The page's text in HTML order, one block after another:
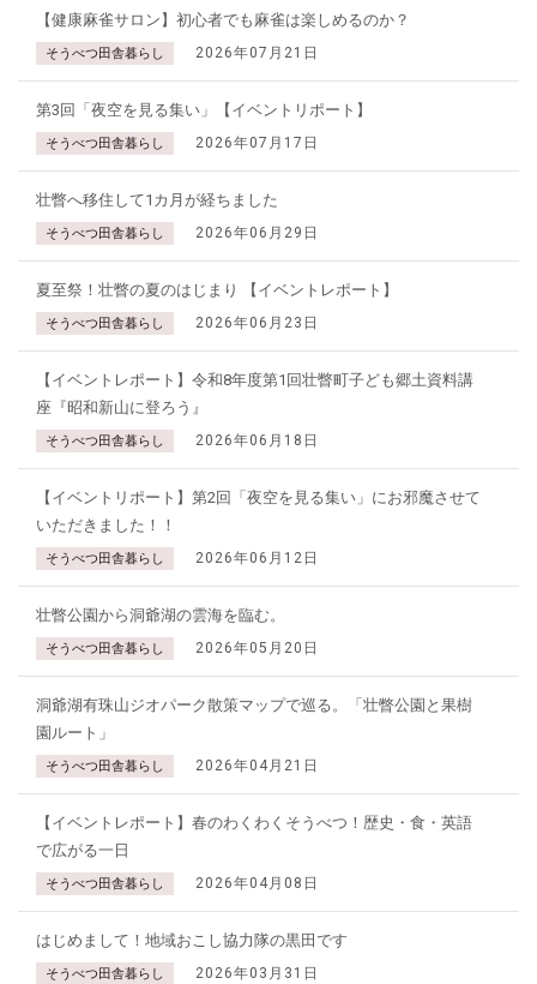
【健康麻雀サロン】初心者でも麻雀は楽しめるのか？
そうべつ田舎暮らし 2026年07月21日
第3回「夜空を見る集い」【イベントリポート】
そうべつ田舎暮らし 2026年07月17日
壮瞥へ移住して1カ月が経ちました
そうべつ田舎暮らし 2026年06月29日
夏至祭！壮瞥の夏のはじまり 【イベントレポート】
そうべつ田舎暮らし 2026年06月23日
【イベントレポート】令和8年度第1回壮瞥町子ども郷土資料講
座『昭和新山に登ろう』
そうべつ田舎暮らし 2026年06月18日
【イベントリポート】第2回「夜空を見る集い」にお邪魔させて
いただきました！！
そうべつ田舎暮らし 2026年06月12日
壮瞥公園から洞爺湖の雲海を臨む。
そうべつ田舎暮らし 2026年05月20日
洞爺湖有珠山ジオパーク散策マップで巡る。「壮瞥公園と果樹
園ルート」
そうべつ田舎暮らし 2026年04月21日
【イベントレポート】春のわくわくそうべつ！歴史・食・英語
で広がる一日
そうべつ田舎暮らし 2026年04月08日
はじめまして！地域おこし協力隊の黒田です
そうべつ田舎暮らし 2026年03月31日